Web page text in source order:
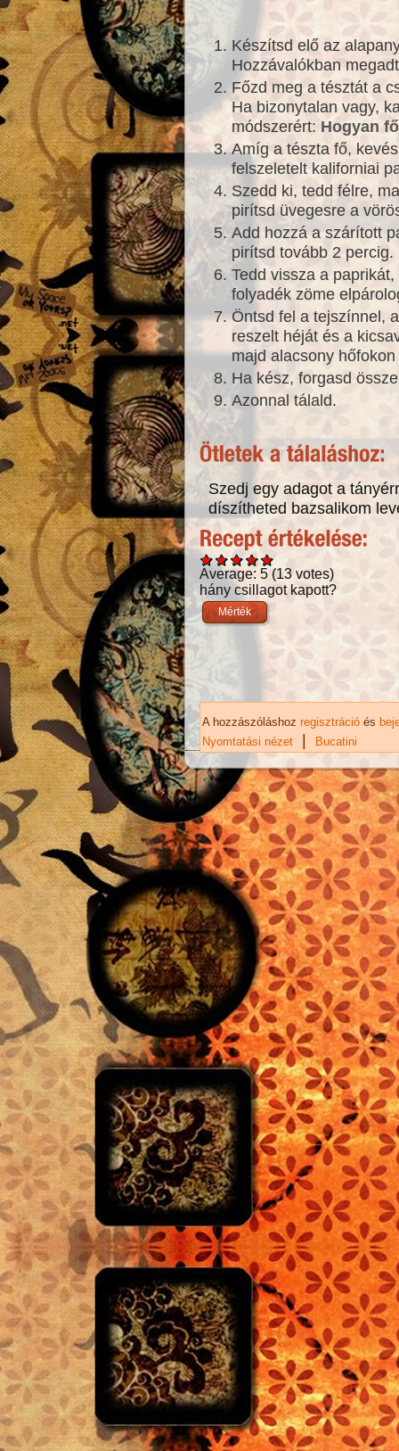
Készítsd elő az
Hozzávalókban
Főzd meg a tésztát a
Ha bizonytalan vagy,
módszerért: Hogyan
Amíg a tészta fő,
felszeletelt kaliforniai
Szedd ki, tedd félre,
pirítsd üvegesre a
Add hozzá a szárított
pirítsd tovább 2 percig.
Tedd vissza a
folyadék zöme
Öntsd fel a tejszínnel,
reszelt héját és a
majd alacsony
Ha kész, forgasd
Azonnal tálald.
Szedj egy adagot a
díszítheted bazsalikom
Average: 5 (13votes)
hány csillagot kapott?
A hozzászóláshoz regisztráció és
Nyomtatási nézet
| Bucatini